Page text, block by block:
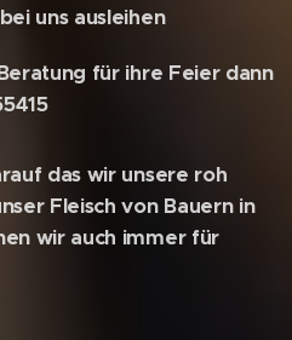
uns ausleihen
für ihre Feier dann
das wir unsere roh
Fleisch von Bauern in
wir auch immer für